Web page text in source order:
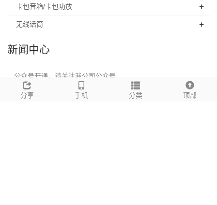
卡包音箱/卡包功放 +
无线话筒 +
新闻中心
公众号开通，请关注我公司公众号
展会
分享 手机 分类 顶部